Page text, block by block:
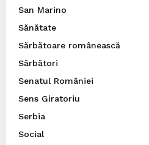
San Marino
Sănătate
Sărbătoare românească
Sărbători
Senatul României
Sens Giratoriu
Serbia
Social